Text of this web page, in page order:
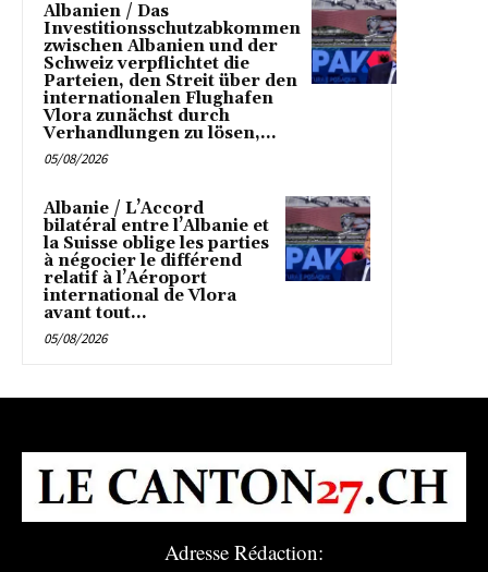
Albanien / Das
Investitionsschutzabkommen
zwischen Albanien und der
Schweiz verpflichtet die
Parteien, den Streit über den
internationalen Flughafen
Vlora zunächst durch
Verhandlungen zu lösen,...
05/08/2026
Albanie / L’Accord
bilatéral entre l’Albanie et
la Suisse oblige les parties
à négocier le différend
relatif à l’Aéroport
international de Vlora
avant tout...
05/08/2026
Adresse Rédaction: